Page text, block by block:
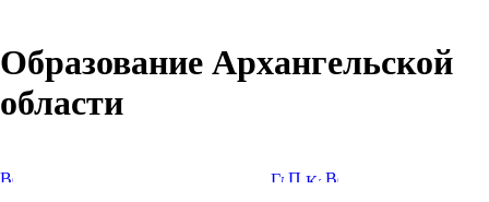
Образование Архангельской
области